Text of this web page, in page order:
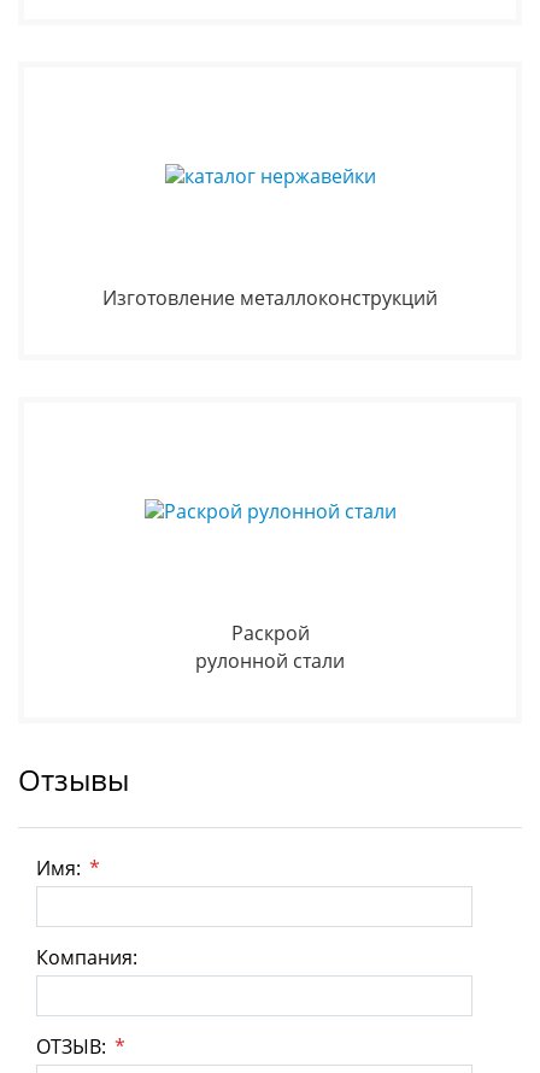
Изготовление металлоконструкций
Раскрой
рулонной стали
Отзывы
Имя: *
Компания:
ОТЗЫВ: *